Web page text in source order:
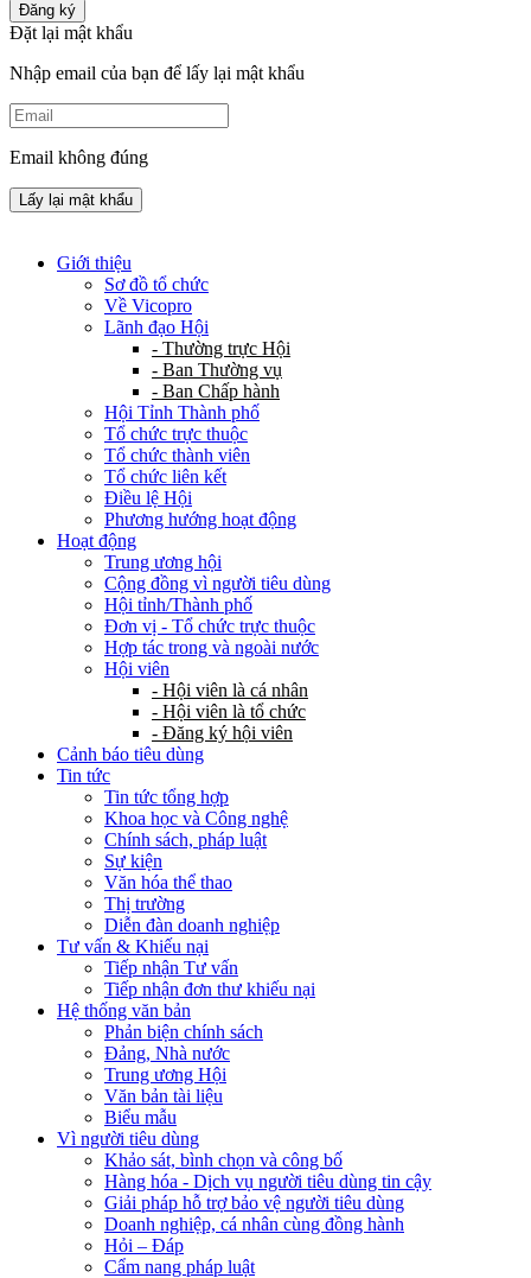
Đăng ký
Đặt lại mật khẩu
Nhập email của bạn để lấy lại mật khẩu
Email không đúng
Lấy lại mật khẩu
Giới thiệu
Sơ đồ tổ chức
Về Vicopro
Lãnh đạo Hội
- Thường trực Hội
- Ban Thường vụ
- Ban Chấp hành
Hội Tỉnh Thành phố
Tổ chức trực thuộc
Tổ chức thành viên
Tổ chức liên kết
Điều lệ Hội
Phương hướng hoạt động
Hoạt động
Trung ương hội
Cộng đồng vì người tiêu dùng
Hội tỉnh/Thành phố
Đơn vị - Tổ chức trực thuộc
Hợp tác trong và ngoài nước
Hội viên
- Hội viên là cá nhân
- Hội viên là tổ chức
- Đăng ký hội viên
Cảnh báo tiêu dùng
Tin tức
Tin tức tổng hợp
Khoa học và Công nghệ
Chính sách, pháp luật
Sự kiện
Văn hóa thể thao
Thị trường
Diễn đàn doanh nghiệp
Tư vấn & Khiếu nại
Tiếp nhận Tư vấn
Tiếp nhận đơn thư khiếu nại
Hệ thống văn bản
Phản biện chính sách
Đảng, Nhà nước
Trung ương Hội
Văn bản tài liệu
Biểu mẫu
Vì người tiêu dùng
Khảo sát, bình chọn và công bố
Hàng hóa - Dịch vụ người tiêu dùng tin cậy
Giải pháp hỗ trợ bảo vệ người tiêu dùng
Doanh nghiệp, cá nhân cùng đồng hành
Hỏi – Đáp
Cẩm nang pháp luật